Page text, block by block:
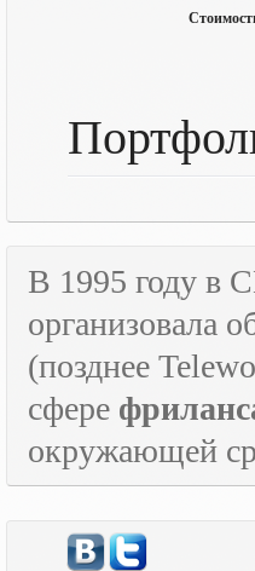
В 1995 году в
организовала
(позднее
сфере
окружающей